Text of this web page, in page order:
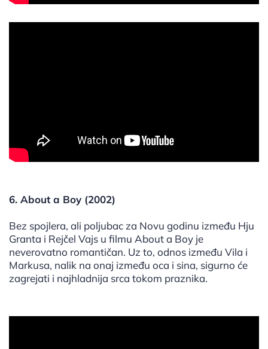
6. About a Boy (2002)
Bez spojlera, ali poljubac za Novu godinu između Hju
Granta i Rejčel Vajs u filmu About a Boy je
neverovatno romantičan. Uz to, odnos između Vila i
Markusa, nalik na onaj između oca i sina, sigurno će
zagrejati i najhladnija srca tokom praznika.